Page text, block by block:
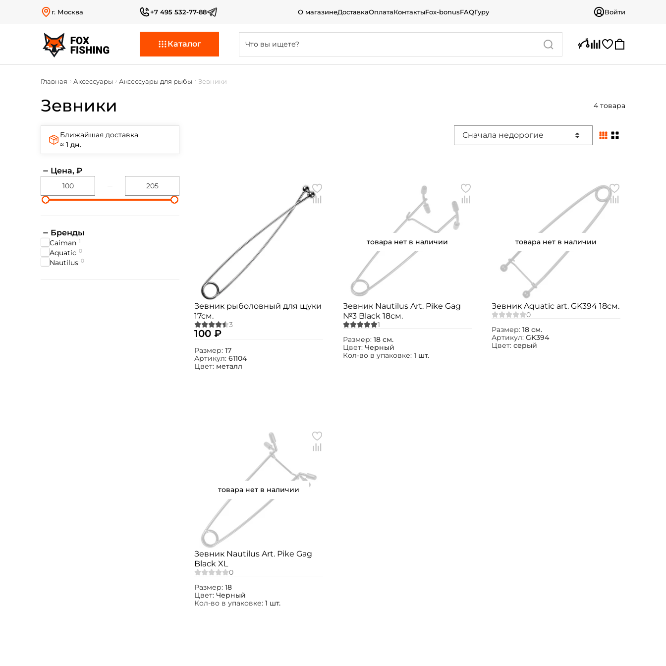
г. Москва +7 495 532-77-88 О магазинеДоставкаОплатаКонтактыFox-bonusFAQГуру Войти
Каталог
Главная Аксессуары Аксессуары для рыбы Зевники
Зевники 4 товара
Ближайшая доставка
≈ 1 дн.
Цена, ₽
Бренды
Caiman 1
Aquatic 0
Nautilus 0
Сначала недорогие
Зевник рыболовный для щуки
17см.
100 ₽
Размер: 17
Артикул: 61104
Цвет: металл
товара нет в наличии
Зевник Nautilus Art. Pike Gag
№3 Black 18см.
Размер: 18 см.
Цвет: Черный
Кол-во в упаковке: 1 шт.
товара нет в наличии
Зевник Aquatic art. GK394 18см.
Размер: 18 см.
Артикул: GK394
Цвет: серый
товара нет в наличии
Зевник Nautilus Art. Pike Gag
Black XL
Размер: 18
Цвет: Черный
Кол-во в упаковке: 1 шт.
Номер телефона: *
Придумайте пароль: *
Повторите пароль: *
Заполняя данную форму вы соглашаетесь на
Создать аккаунт